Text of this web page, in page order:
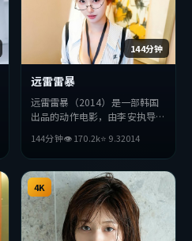
144分钟
远雷雷暴
远雷雷暴（2014）是一部韩国
出品的动作电影，由李安执导，
演。影片在叙事与视听上力求突
破，探讨人性与抉择，节奏张弛
有度，适合喜欢该类型的观众完
整观看。
144分钟👁170.2k⭐ 9.32014
4K